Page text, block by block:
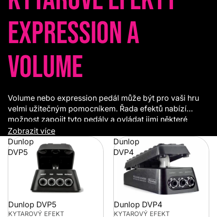
Expression a
volume
Volume nebo expression pedál může být pro vaši hru
velmi užitečným pomocníkem. Řada efektů nabízí
možnost zapojit tyto pedály a ovládat jimi některé
parametry. Tímto způsobem můžete nohou plynule
korigovat například míru nebo čas zpoždění delaye či
ovládat hlasitost kytary.
Zobrazit více
Dunlop
DVP5
Dunlop DVP5
KYTAROVÝ EFEKT
Dunlop
DVP4
Dunlop DVP4
KYTAROVÝ EFEKT